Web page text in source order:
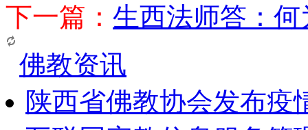
下一篇： 生西法师答：
佛教资讯
陕西省佛教协会发布疫